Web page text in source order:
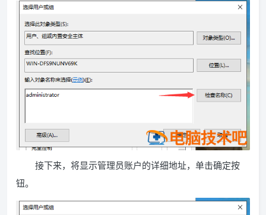
接下来，将显示管理员账户的详细地址，单击确定按
钮。